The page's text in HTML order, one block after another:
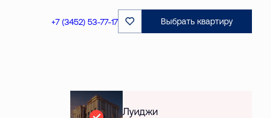
+7 (3452) 53-77-17 Выбрать квартиру
Луиджи